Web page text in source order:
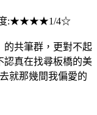
薦度:★★★★1/4☆
的共筆群，更對不起
認真在找尋板橋的美
就那幾間我偏愛的